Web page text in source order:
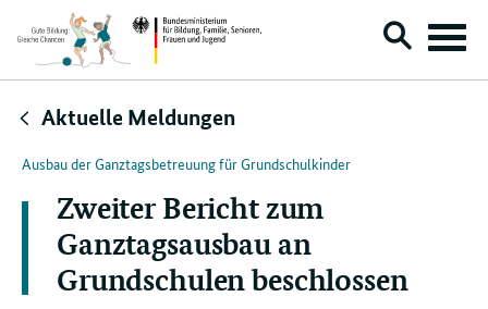
Direktlink:
Suche
Menü
Aktuelle Meldungen
Ausbau der Ganztagsbetreuung für Grundschulkinder
Zweiter Bericht zum
Ganztagsausbau an
Grundschulen beschlossen